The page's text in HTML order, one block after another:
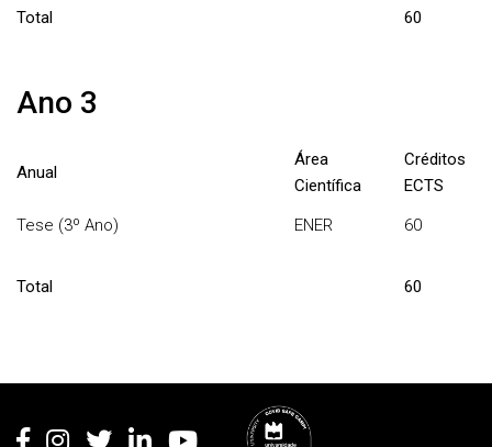
Total 60
Ano 3
Anual
Área
Científica
Créditos
ECTS
Tese (3º Ano)
ENER 60
Total 60